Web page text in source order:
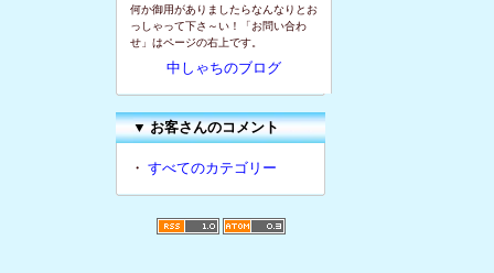
何か御用がありましたらなんなりとお
っしゃって下さ～い！「お問い合わ
せ」はページの右上です。
中しゃちのブログ
▼お客さんのコメント
・ すべてのカテゴリー